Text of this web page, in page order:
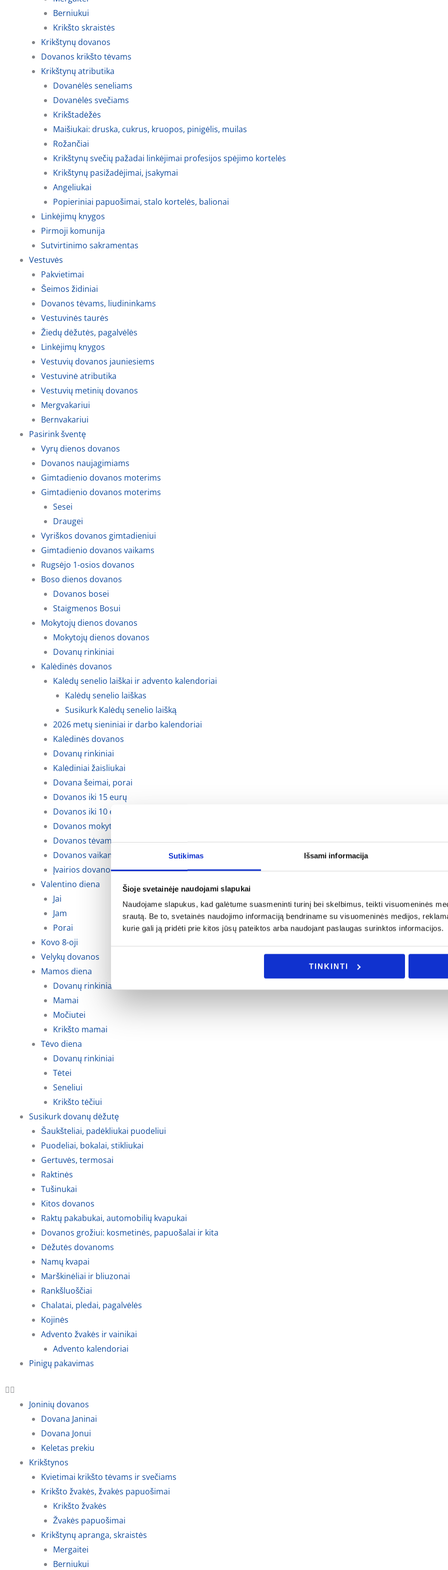
Sutikimas Išsami informacija
Šioje svetainėje naudojami slapukai
Naudojame slapukus, kad galėtume suasmeninti turinį bei skelbimus, teikti visuomeninės
srautą. Be to, svetainės naudojimo informaciją bendriname su visuomeninės medijos,
kurie gali ją pridėti prie kitos jūsų pateiktos arba naudojant paslaugas surinktos informacijos.
TINKINTI
Berniukui
Krikšto skraistės
Krikštynų dovanos
Dovanos krikšto tėvams
Krikštynų atributika
Dovanėlės seneliams
Dovanėlės svečiams
Krikštadėžės
Maišiukai: druska, cukrus, kruopos, pinigėlis, muilas
Rožančiai
Krikštynų svečių pažadai linkėjimai profesijos spėjimo kortelės
Krikštynų pasižadėjimai, įsakymai
Angeliukai
Popieriniai papuošimai, stalo kortelės, balionai
Linkėjimų knygos
Pirmoji komunija
Sutvirtinimo sakramentas
Vestuvės
Pakvietimai
Šeimos židiniai
Dovanos tėvams, liudininkams
Vestuvinės taurės
Žiedų dėžutės, pagalvėlės
Linkėjimų knygos
Vestuvių dovanos jauniesiems
Vestuvinė atributika
Vestuvių metinių dovanos
Mergvakariui
Bernvakariui
Pasirink šventę
Vyrų dienos dovanos
Dovanos naujagimiams
Gimtadienio dovanos moterims
Gimtadienio dovanos moterims
Sesei
Draugei
Vyriškos dovanos gimtadieniui
Gimtadienio dovanos vaikams
Rugsėjo 1-osios dovanos
Boso dienos dovanos
Dovanos bosei
Staigmenos Bosui
Mokytojų dienos dovanos
Mokytojų dienos dovanos
Dovanų rinkiniai
Kalėdinės dovanos
Kalėdų senelio laiškai ir advento kalendoriai
Kalėdų senelio laiškas
Susikurk Kalėdų senelio laišką
2026 metų sieniniai ir darbo kalendoriai
Kalėdinės dovanos
Dovanų rinkiniai
Kalėdiniai žaisliukai
Dovana šeimai, porai
Dovanos iki 15 eurų
Dovanos iki 10 eurų
Dovanos mokytojoms, auklėtojoms
Dovanos tėvams, krikšto tėvams ir seneliams
Dovanos vaikams
Įvairios dovanos kalėdoms
Valentino diena
Jai
Jam
Porai
Kovo 8-oji
Velykų dovanos
Mamos diena
Dovanų rinkiniai
Mamai
Močiutei
Krikšto mamai
Tėvo diena
Dovanų rinkiniai
Tėtei
Seneliui
Krikšto tėčiui
Susikurk dovanų dėžutę
Šaukšteliai, padėkliukai puodeliui
Puodeliai, bokalai, stikliukai
Gertuvės, termosai
Raktinės
Tušinukai
Kitos dovanos
Raktų pakabukai, automobilių kvapukai
Dovanos grožiui: kosmetinės, papuošalai ir kita
Dėžutės dovanoms
Namų kvapai
Marškinėliai ir bliuzonai
Rankšluoščiai
Chalatai, pledai, pagalvėlės
Kojinės
Advento žvakės ir vainikai
Advento kalendoriai
Pinigų pakavimas
Joninių dovanos
Dovana Janinai
Dovana Jonui
Keletas prekiu
Krikštynos
Kvietimai krikšto tėvams ir svečiams
Krikšto žvakės, žvakės papuošimai
Krikšto žvakės
Žvakės papuošimai
Krikštynų apranga, skraistės
Mergaitei
Berniukui